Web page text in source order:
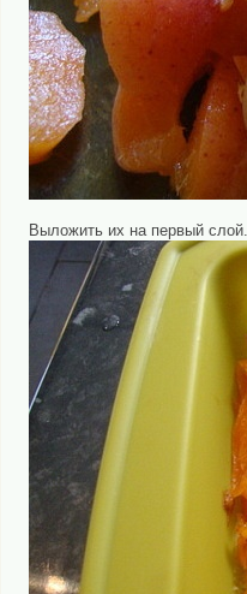
Выложить их на первый слой.